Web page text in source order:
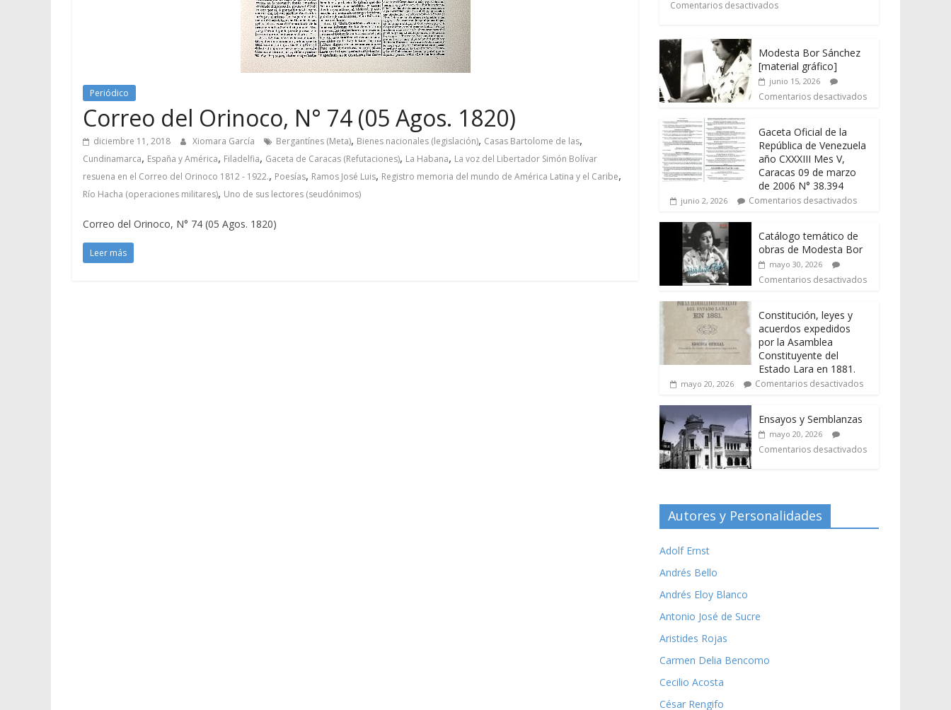
Periódico
Correo del Orinoco, N° 74 (05 Agos. 1820)
diciembre 11, 2018 Xiomara García Bergantínes (Meta), Bienes nacionales (legislación), Casas Bartolome de las,
Cundinamarca, España y América, Filadelfia, Gaceta de Caracas (Refutaciones), La Habana, La voz del Libertador Simón Bolívar
resuena en el Correo del Orinoco 1812 - 1922., Poesías, Ramos José Luis, Registro memoria del mundo de América Latina y el Caribe,
Río Hacha (operaciones militares), Uno de sus lectores (seudónimos)
Correo del Orinoco, N° 74 (05 Agos. 1820)
Leer más
Comentarios desactivados
Modesta Bor Sánchez
[material gráfico]
junio 15, 2026
Comentarios desactivados
Gaceta Oficial de la
República de Venezuela
año CXXXIII Mes V,
Caracas 09 de marzo
de 2006 N° 38.394
junio 2, 2026 Comentarios desactivados
Catálogo temático de
obras de Modesta Bor
mayo 30, 2026
Comentarios desactivados
Constitución, leyes y
acuerdos expedidos
por la Asamblea
Constituyente del
Estado Lara en 1881.
mayo 20, 2026 Comentarios desactivados
Ensayos y Semblanzas
mayo 20, 2026
Comentarios desactivados
Autores y Personalidades
Adolf Ernst
Andrés Bello
Andrés Eloy Blanco
Antonio José de Sucre
Aristides Rojas
Carmen Delia Bencomo
Cecilio Acosta
César Rengifo